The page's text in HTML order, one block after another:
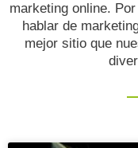
marketing online.
hablar de
mejor sitio que